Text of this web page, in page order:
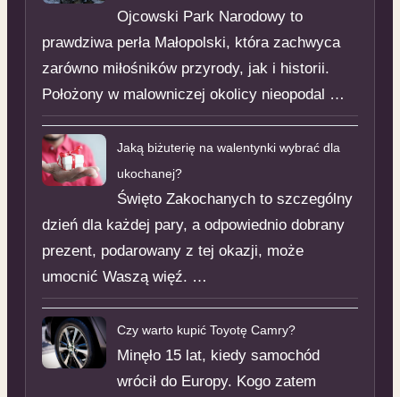
Ojcowski Park Narodowy to
prawdziwa perła Małopolski, która zachwyca
zarówno miłośników przyrody, jak i historii.
Położony w malowniczej okolicy nieopodal …
Jaką biżuterię na walentynki wybrać dla
ukochanej?
Święto Zakochanych to szczególny
dzień dla każdej pary, a odpowiednio dobrany
prezent, podarowany z tej okazji, może
umocnić Waszą więź. …
Czy warto kupić Toyotę Camry?
Minęło 15 lat, kiedy samochód
wrócił do Europy. Kogo zatem